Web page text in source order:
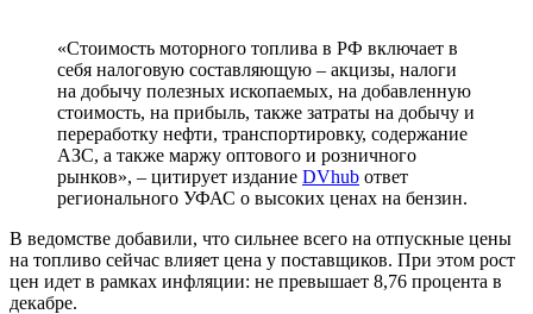
«Стоимость моторного топлива в РФ включает в
себя налоговую составляющую – акцизы, налоги
на добычу полезных ископаемых, на добавленную
стоимость, на прибыль, также затраты на добычу и
переработку нефти, транспортировку, содержание
АЗС, а также маржу оптового и розничного
рынков», – цитирует издание DVhub ответ
регионального УФАС о высоких ценах на бензин.
В ведомстве добавили, что сильнее всего на отпускные цены
на топливо сейчас влияет цена у поставщиков. При этом рост
цен идет в рамках инфляции: не превышает 8,76 процента в
декабре.